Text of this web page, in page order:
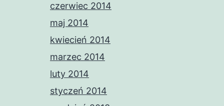
czerwiec 2014
maj 2014
kwiecień 2014
marzec 2014
luty 2014
styczeń 2014